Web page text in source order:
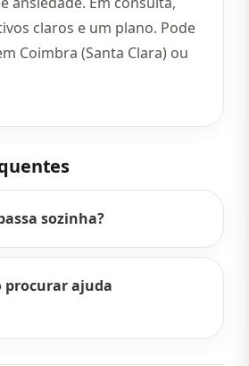
claros e um plano. Pode
Coimbra (Santa Clara) ou
sozinha?
procurar ajuda